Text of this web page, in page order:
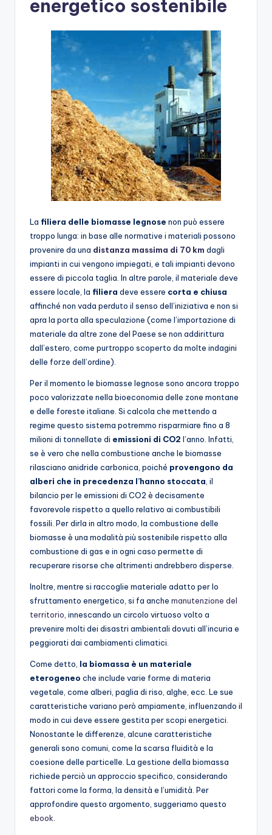
energetico sostenibile
La filiera delle biomasse legnose non può essere
troppo lunga: in base alle normative i materiali possono
provenire da una distanza massima di 70 km dagli
impianti in cui vengono impiegati, e tali impianti devono
essere di piccola taglia. In altre parole, il materiale deve
essere locale, la filiera deve essere corta e chiusa
affinché non vada perduto il senso dell’iniziativa e non si
apra la porta alla speculazione (come l’importazione di
materiale da altre zone del Paese se non addirittura
dall’estero, come purtroppo scoperto da molte indagini
delle forze dell’ordine).
Per il momento le biomasse legnose sono ancora troppo
poco valorizzate nella bioeconomia delle zone montane
e delle foreste italiane. Si calcola che mettendo a
regime questo sistema potremmo risparmiare fino a 8
milioni di tonnellate di emissioni di CO2 l’anno. Infatti,
se è vero che nella combustione anche le biomasse
rilasciano anidride carbonica, poiché provengono da
alberi che in precedenza l’hanno stoccata, il
bilancio per le emissioni di CO2 è decisamente
favorevole rispetto a quello relativo ai combustibili
fossili. Per dirla in altro modo, la combustione delle
biomasse è una modalità più sostenibile rispetto alla
combustione di gas e in ogni caso permette di
recuperare risorse che altrimenti andrebbero disperse.
Inoltre, mentre si raccoglie materiale adatto per lo
sfruttamento energetico, si fa anche manutenzione del
territorio, innescando un circolo virtuoso volto a
prevenire molti dei disastri ambientali dovuti all’incuria e
peggiorati dai cambiamenti climatici.
Come detto, la biomassa è un materiale
eterogeneo che include varie forme di materia
vegetale, come alberi, paglia di riso, alghe, ecc. Le sue
caratteristiche variano però ampiamente, influenzando il
modo in cui deve essere gestita per scopi energetici.
Nonostante le differenze, alcune caratteristiche
generali sono comuni, come la scarsa fluidità e la
coesione delle particelle. La gestione della biomassa
richiede perciò un approccio specifico, considerando
fattori come la forma, la densità e l’umidità. Per
approfondire questo argomento, suggeriamo questo
ebook.